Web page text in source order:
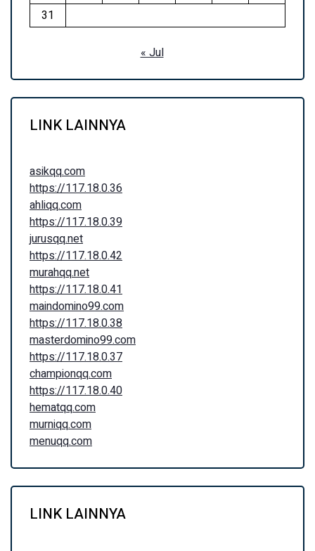
31
« Jul
LINK LAINNYA
asikqq.com
https://117.18.0.36
ahliqq.com
https://117.18.0.39
jurusqq.net
https://117.18.0.42
murahqq.net
https://117.18.0.41
maindomino99.com
https://117.18.0.38
masterdomino99.com
https://117.18.0.37
championqq.com
https://117.18.0.40
hematqq.com
murniqq.com
menuqq.com
LINK LAINNYA